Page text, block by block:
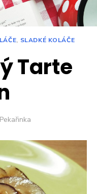
, SLADKÉ KOLÁČE
Tarte
Author
Pekařinka